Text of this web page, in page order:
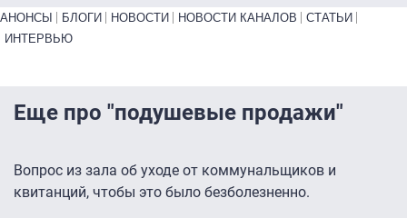
Primary links bottom
АНОНСЫ БЛОГИ НОВОСТИ НОВОСТИ КАНАЛОВ
СТАТЬИ
ИНТЕРВЬЮ
Еще про "подушевые продажи"
Вопрос из зала об уходе от коммунальщиков и
квитанций, чтобы это было безболезненно.